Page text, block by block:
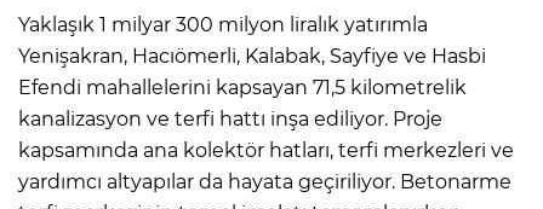
Yaklaşık 1 milyar 300 milyon liralık yatırımla
Yenişakran, Hacıömerli, Kalabak, Sayfiye ve Hasbi
Efendi mahallelerini kapsayan 71,5 kilometrelik
kanalizasyon ve terfi hattı inşa ediliyor. Proje
kapsamında ana kolektör hatları, terfi merkezleri ve
yardımcı altyapılar da hayata geçiriliyor. Betonarme